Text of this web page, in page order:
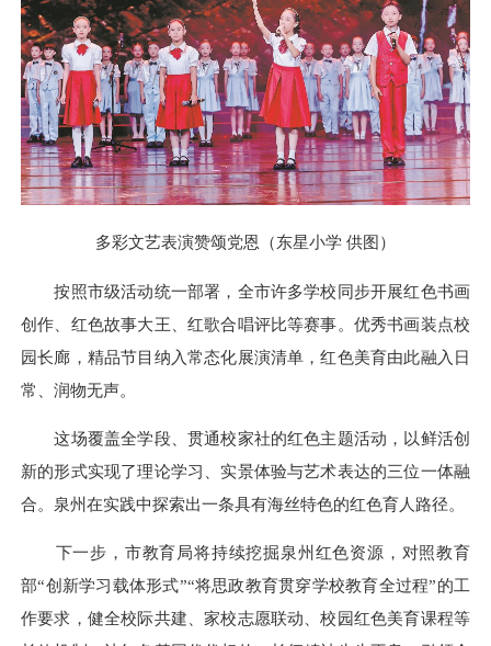
多彩文艺表演赞颂党恩（东星小学 供图）
按照市级活动统一部署，全市许多学校同步开展红色书画
创作、红色故事大王、红歌合唱评比等赛事。优秀书画装点校
园长廊，精品节目纳入常态化展演清单，红色美育由此融入日
常、润物无声。
这场覆盖全学段、贯通校家社的红色主题活动，以鲜活创
新的形式实现了理论学习、实景体验与艺术表达的三位一体融
合。泉州在实践中探索出一条具有海丝特色的红色育人路径。
下一步，市教育局将持续挖掘泉州红色资源，对照教育
部“创新学习载体形式”“将思政教育贯穿学校教育全过程”的工
作要求，健全校际共建、家校志愿联动、校园红色美育课程等